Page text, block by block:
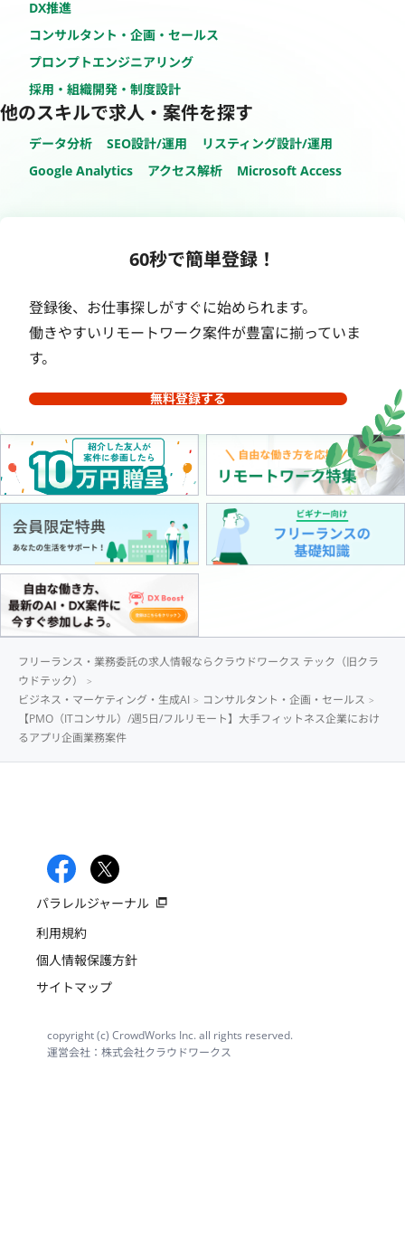
DX推進
コンサルタント・企画・セールス
プロンプトエンジニアリング
採用・組織開発・制度設計
他のスキルで求人・案件を探す
データ分析 SEO設計/運用
リスティング設計/運用
Google Analytics
アクセス解析 Microsoft Access
60秒で簡単登録！
登録後、お仕事探しがすぐに始められます。
働きやすいリモートワーク案件が豊富に揃っていま
す。
無料登録する
フリーランス・業務委託の求人情報ならクラウドワークス テック（旧クラ
ウドテック）
ビジネス・マーケティング・生成AI
コンサルタント・企画・セールス
【PMO（ITコンサル）/週5日/フルリモート】大手フィットネス企業におけ
るアプリ企画業務案件
パラレルジャーナル
利用規約
個人情報保護方針
サイトマップ
copyright (c) CrowdWorks Inc. all rights reserved.
運営会社：株式会社クラウドワークス